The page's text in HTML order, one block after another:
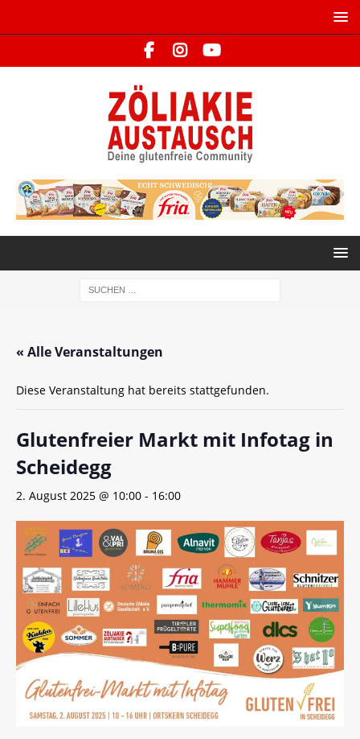
« Alle Veranstaltungen
Diese Veranstaltung hat bereits stattgefunden.
Glutenfreier Markt mit Infotag in
Scheidegg
2. August 2025 @ 10:00 - 16:00